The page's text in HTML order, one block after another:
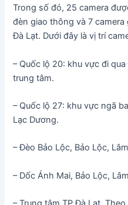
Trong số đó, 25 camera
đèn giao thông và 7
Đà Lạt. Dưới đây là vị trí
– Quốc lộ 20: khu vực đi
trung tâm.
– Quốc lộ 27: khu vực ngã
Lạc Dương.
– Đèo Bảo Lộc, Bảo Lộc,
– Dốc Ánh Mai, Bảo Lộc,